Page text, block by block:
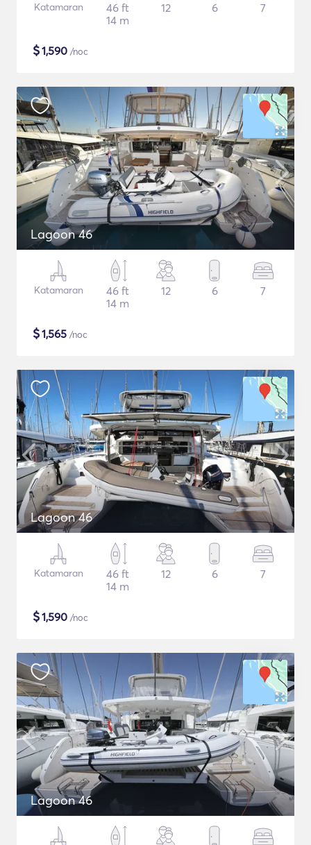
Katamaran
46 ft
14 m
12 6 7
$1,590 /noc
Lagoon 46
Katamaran
46 ft
14 m
12 6 7
$1,565 /noc
Lagoon 46
Katamaran
46 ft
14 m
12 6 7
$1,590 /noc
Lagoon 46